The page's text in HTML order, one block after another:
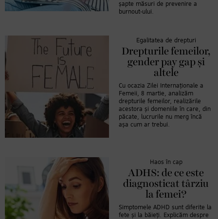
șapte măsuri de prevenire a
burnout-ului.
Egalitatea de drepturi
Drepturile femeilor,
gender pay gap și
altele
Cu ocazia Zilei Internaționale a
Femeii, 8 martie, analizăm
drepturile femeilor, realizările
acestora și domeniile în care, din
păcate, lucrurile nu merg încă
așa cum ar trebui.
Haos în cap
ADHS: de ce este
diagnosticat târziu
la femei?
Simptomele ADHD sunt diferite la
fete și la băieți. Explicăm despre